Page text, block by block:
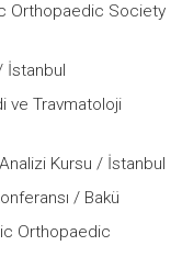
Orthopaedic Society
İstanbul
ve Travmatoloji
Kursu / İstanbul
/ Bakü
Orthopaedic